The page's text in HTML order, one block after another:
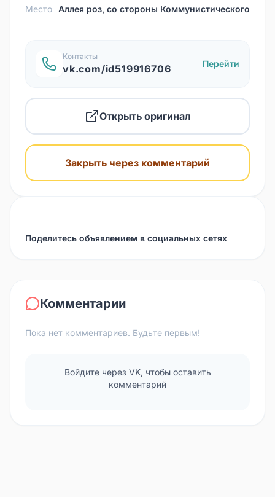
Место Аллея роз, со стороны Коммунистического
Контакты
vk.com/id519916706 Перейти
Открыть оригинал
Закрыть через комментарий
Поделитесь объявлением в социальных сетях
Комментарии
Пока нет комментариев. Будьте первым!
Войдите через VK, чтобы оставить
комментарий